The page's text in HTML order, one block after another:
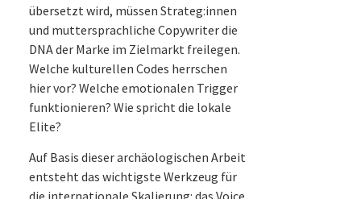
übersetzt wird, müssen Strateg:innen
und muttersprachliche Copywriter die
DNA der Marke im Zielmarkt freilegen.
Welche kulturellen Codes herrschen
hier vor? Welche emotionalen Trigger
funktionieren? Wie spricht die lokale
Elite?
Auf Basis dieser archäologischen Arbeit
entsteht das wichtigste Werkzeug für